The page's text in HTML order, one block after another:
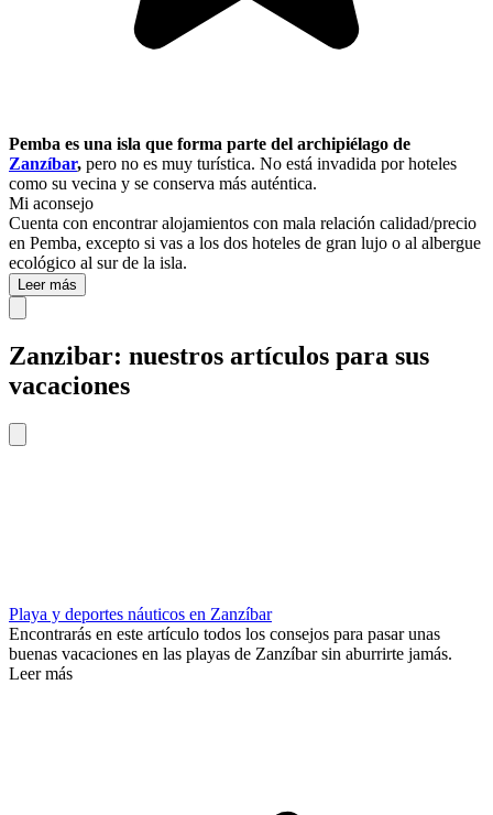
Pemba es una isla que forma parte del archipiélago de
Zanzíbar, pero no es muy turística. No está invadida por hoteles
como su vecina y se conserva más auténtica.
Mi aconsejo
Cuenta con encontrar alojamientos con mala relación calidad/precio
en Pemba, excepto si vas a los dos hoteles de gran lujo o al albergue
ecológico al sur de la isla.
Leer más
Zanzibar: nuestros artículos para sus
vacaciones
Playa y deportes náuticos en Zanzíbar
Encontrarás en este artículo todos los consejos para pasar unas
buenas vacaciones en las playas de Zanzíbar sin aburrirte jamás.
Leer más